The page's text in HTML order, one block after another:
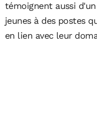
témoignent aussi
jeunes à des postes
en lien avec leur